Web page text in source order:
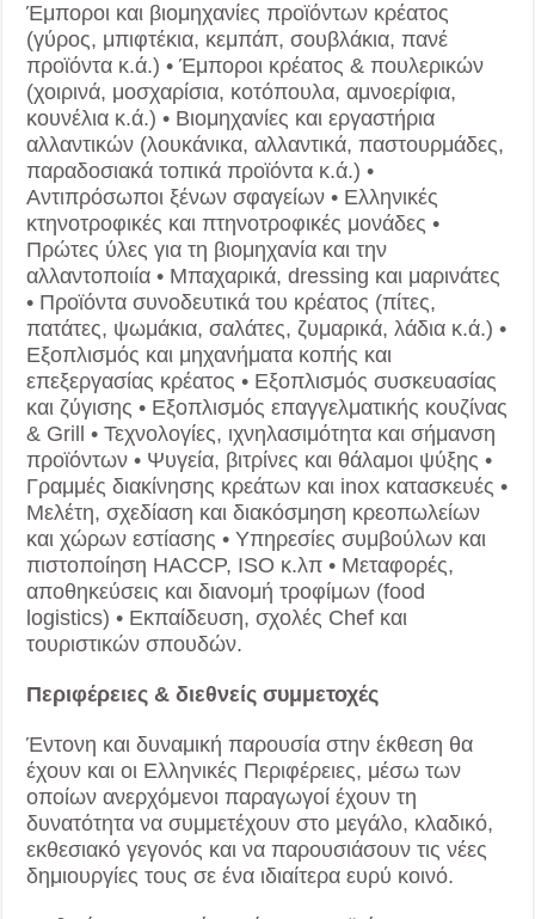
Έμποροι και βιομηχανίες προϊόντων κρέατος
(γύρος, μπιφτέκια, κεμπάπ, σουβλάκια, πανέ
προϊόντα κ.ά.) • Έμποροι κρέατος & πουλερικών
(χοιρινά, μοσχαρίσια, κοτόπουλα, αμνοερίφια,
κουνέλια κ.ά.) • Βιομηχανίες και εργαστήρια
αλλαντικών (λουκάνικα, αλλαντικά, παστουρμάδες,
παραδοσιακά τοπικά προϊόντα κ.ά.) •
Αντιπρόσωποι ξένων σφαγείων • Ελληνικές
κτηνοτροφικές και πτηνοτροφικές μονάδες •
Πρώτες ύλες για τη βιομηχανία και την
αλλαντοποιία • Μπαχαρικά, dressing και μαρινάτες
• Προϊόντα συνοδευτικά του κρέατος (πίτες,
πατάτες, ψωμάκια, σαλάτες, ζυμαρικά, λάδια κ.ά.) •
Εξοπλισμός και μηχανήματα κοπής και
επεξεργασίας κρέατος • Εξοπλισμός συσκευασίας
και ζύγισης • Εξοπλισμός επαγγελματικής κουζίνας
& Grill • Τεχνολογίες, ιχνηλασιμότητα και σήμανση
προϊόντων • Ψυγεία, βιτρίνες και θάλαμοι ψύξης •
Γραμμές διακίνησης κρεάτων και inox κατασκευές •
Μελέτη, σχεδίαση και διακόσμηση κρεοπωλείων
και χώρων εστίασης • Υπηρεσίες συμβούλων και
πιστοποίηση HACCP, ISO κ.λπ • Μεταφορές,
αποθηκεύσεις και διανομή τροφίμων (food
logistics) • Εκπαίδευση, σχολές Chef και
τουριστικών σπουδών.
Περιφέρειες & διεθνείς συμμετοχές
Έντονη και δυναμική παρουσία στην έκθεση θα
έχουν και οι Ελληνικές Περιφέρειες, μέσω των
οποίων ανερχόμενοι παραγωγοί έχουν τη
δυνατότητα να συμμετέχουν στο μεγάλο, κλαδικό,
εκθεσιακό γεγονός και να παρουσιάσουν τις νέες
δημιουργίες τους σε ένα ιδιαίτερα ευρύ κοινό.